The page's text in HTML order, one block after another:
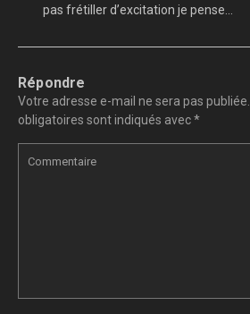
pas frétiller d’excitation je pense…
Répondre
Votre adresse e-mail ne sera pas publiée.
obligatoires sont indiqués avec*